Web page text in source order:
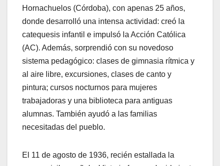
Hornachuelos (Córdoba), con apenas 25 años,
donde desarrolló una intensa actividad: creó la
catequesis infantil e impulsó la Acción Católica
(AC). Además, sorprendió con su novedoso
sistema pedagógico: clases de gimnasia rítmica y
al aire libre, excursiones, clases de canto y
pintura; cursos nocturnos para mujeres
trabajadoras y una biblioteca para antiguas
alumnas. También ayudó a las familias
necesitadas del pueblo.
El 11 de agosto de 1936, recién estallada la